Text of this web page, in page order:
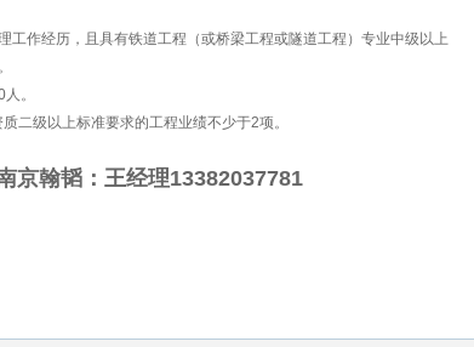
工作经历，且具有铁道工程（或桥梁工程或隧道工程）专业中级以上
。
二级以上标准要求的工程业绩不少于2项。
京翰韬：王经理13382037781